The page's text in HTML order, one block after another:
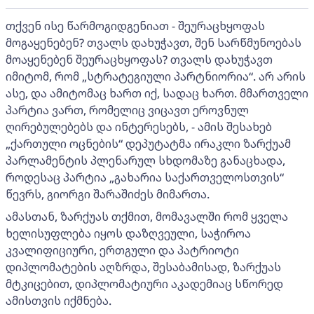
თქვენ ისე წარმოგიდგენიათ - შეურაცხყოფას
მოგაყენებენ? თვალს დახუჭავთ, შენ სარწმუნოებას
მოაყენებენ შეურაცხყოფას? თვალს დახუჭავთ
იმიტომ, რომ „სტრატეგიული პარტნიორია“. არ არის
ასე, და ამიტომაც ხართ იქ, სადაც ხართ. მმართველი
პარტია ვართ, რომელიც ვიცავთ ეროვნულ
ღირებულებებს და ინტერესებს, - ამის შესახებ
„ქართული ოცნების“ დეპუტატმა ირაკლი ზარქუამ
პარლამენტის პლენარულ სხდომაზე განაცხადა,
როდესაც პარტია „გახარია საქართველოსთვის“
წევრს, გიორგი შარაშიძეს მიმართა.
ამასთან, ზარქუას თქმით, მომავალში რომ ყველა
ხელისუფლება იყოს დაზღვეული, საჭიროა
კვალიფიციური, ერთგული და პატრიოტი
დიპლომატების აღზრდა, შესაბამისად, ზარქუას
მტკიცებით, დიპლომატიური აკადემიაც სწორედ
ამისთვის იქმნება.